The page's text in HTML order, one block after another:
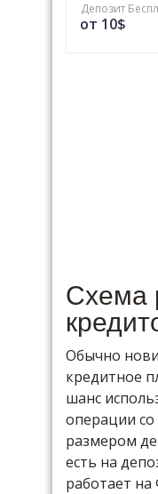
Депозит
от 10$
Схема
Обычно
кредитное
шанс
операции
размером
есть на
работает на